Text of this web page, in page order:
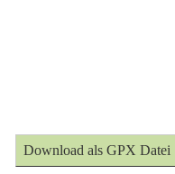
Download als GPX Datei